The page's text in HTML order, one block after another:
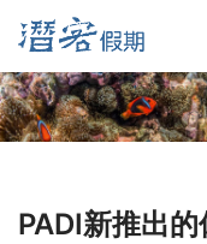
PADI新推出